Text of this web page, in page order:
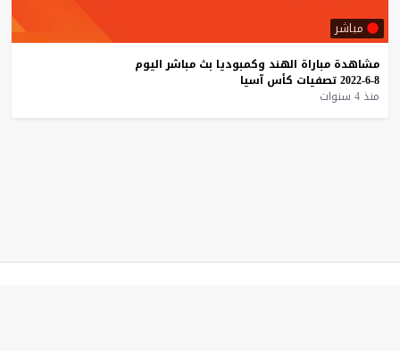
مباشر
مشاهدة مباراة الهند وكمبوديا بث مباشر اليوم
8-6-2022
تصفيات كأس آسيا
منذ 4 سنوات